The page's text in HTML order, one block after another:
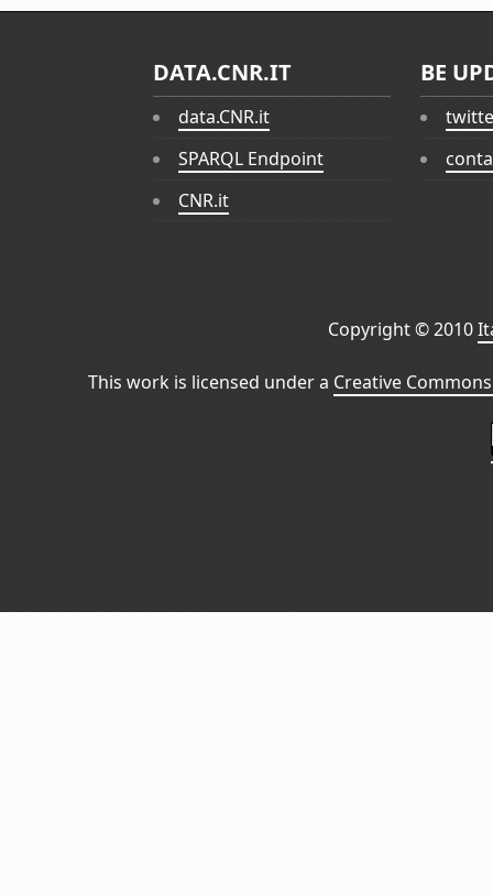
DATA.CNR.IT
data.CNR.it
SPARQL Endpoint
CNR.it
BE
Copyright © 2010
This work is licensed under a Creative